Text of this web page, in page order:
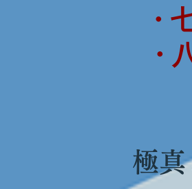
・
・
極真